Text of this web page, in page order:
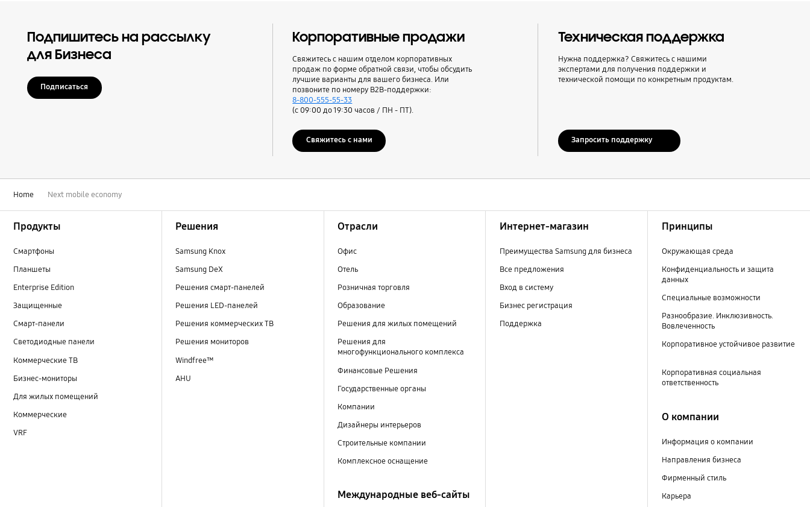
Подпишитесь на рассылку
для Бизнеса
Подписаться
Корпоративные продажи
Свяжитесь с нашим отделом корпоративных
продаж по форме обратной связи, чтобы обсудить
лучшие варианты для вашего бизнеса. Или
позвоните по номеру B2B-поддержки:
8-800-555-55-33
(с 09:00 до 19:30 часов / ПН - ПТ).
Свяжитесь с нами
Техническая поддержка
Нужна поддержка? Свяжитесь с нашими
экспертами для получения поддержки и
технической помощи по конкретным продуктам.
Запросить поддержку
Home Next mobile economy
Продукты
Смартфоны
Планшеты
Enterprise Edition
Защищенные
Смарт-панели
Светодиодные панели
Коммерческие ТВ
Бизнес-мониторы
Для жилых помещений
Коммерческие
VRF
Решения
Samsung Knox
Samsung DeX
Решения смарт-панелей
Решения LED-панелей
Решения коммерческих ТВ
Решения мониторов
Windfree™
AHU
Отрасли
Офис
Отель
Розничная торговля
Образование
Решения для жилых помещений
Решения для
многофункционального комплекса
Финансовые Решения
Государственные органы
Компании
Дизайнеры интерьеров
Строительные компании
Комплексное оснащение
Международные веб-сайты
Интернет-магазин
Преимущества Samsung для бизнеса
Все предложения
Вход в систему
Бизнес регистрация
Поддержка
Принципы
Окружающая среда
Конфиденциальность и защита
данных
Специальные возможности
Разнообразие. Инклюзивность.
Вовлеченность
Корпоративное устойчивое развитие
Корпоративная социальная
ответственность
О компании
Информация о компании
Направления бизнеса
Фирменный стиль
Карьера